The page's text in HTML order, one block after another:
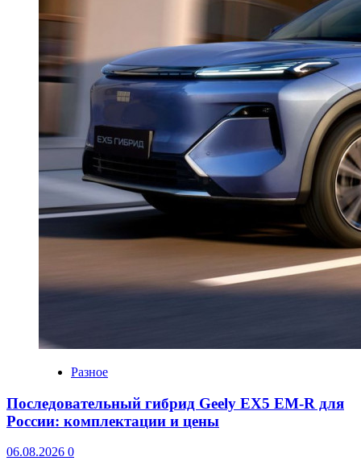
Разное
Последовательный гибрид Geely EX5 EM-R для
России: комплектации и цены
06.08.2026 0